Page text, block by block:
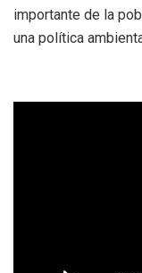
importante de la
una política